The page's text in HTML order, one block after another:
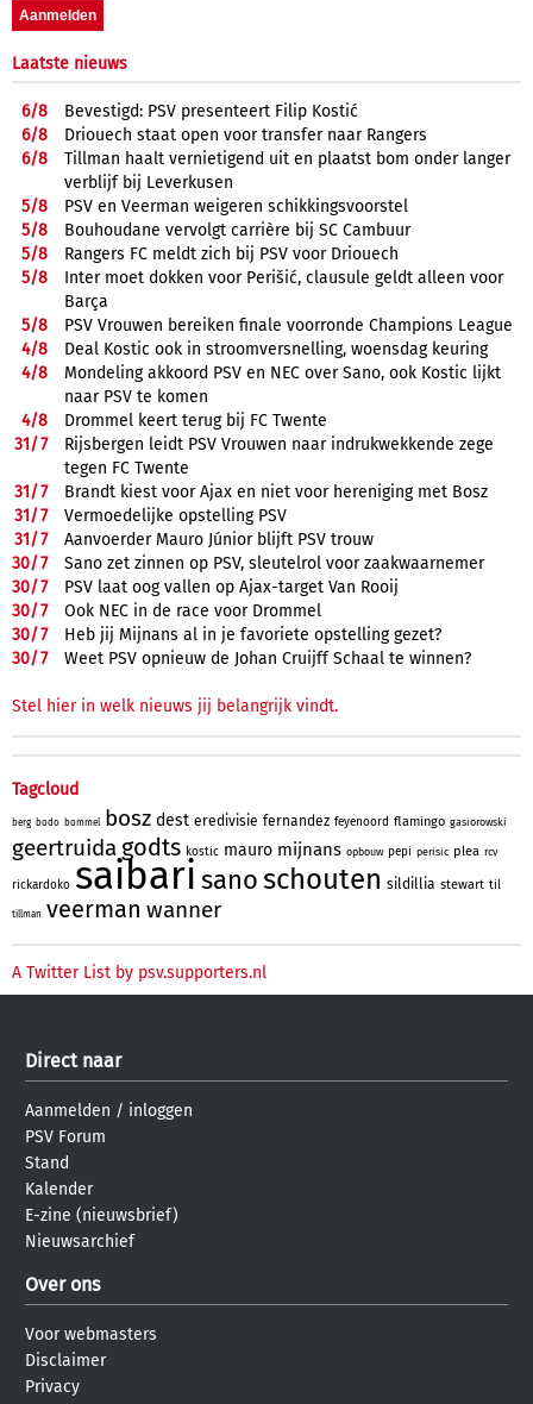
Laatste nieuws
6/8
Bevestigd: PSV presenteert Filip Kostić
6/8
Driouech staat open voor transfer naar Rangers
6/8
Tillman haalt vernietigend uit en plaatst bom onder langer
verblijf bij Leverkusen
5/8
PSV en Veerman weigeren schikkingsvoorstel
5/8
Bouhoudane vervolgt carrière bij SC Cambuur
5/8
Rangers FC meldt zich bij PSV voor Driouech
5/8
Inter moet dokken voor Perišić, clausule geldt alleen voor
Barça
5/8
PSV Vrouwen bereiken finale voorronde Champions League
4/8
Deal Kostic ook in stroomversnelling, woensdag keuring
4/8
Mondeling akkoord PSV en NEC over Sano, ook Kostic lijkt
naar PSV te komen
4/8
Drommel keert terug bij FC Twente
31/7
Rijsbergen leidt PSV Vrouwen naar indrukwekkende zege
tegen FC Twente
31/7
Brandt kiest voor Ajax en niet voor hereniging met Bosz
31/7
Vermoedelijke opstelling PSV
31/7
Aanvoerder Mauro Júnior blijft PSV trouw
30/7
Sano zet zinnen op PSV, sleutelrol voor zaakwaarnemer
30/7
PSV laat oog vallen op Ajax-target Van Rooij
30/7
Ook NEC in de race voor Drommel
30/7
Heb jij Mijnans al in je favoriete opstelling gezet?
30/7 Weet PSV opnieuw de Johan Cruijff Schaal te winnen?
Stel hier in welk nieuws jij belangrijk vindt.
Tagcloud
berg bodo bommel bosz dest eredivisie fernandez feyenoord flamingo gasiorowski
geertruida godts kostic mauro mijnans opbouw pepi perisic plea rcv
rickardoko saibari sanoschouten sildillia stewart til
tillman veerman wanner
A Twitter List by psv.supporters.nl
Direct naar
Aanmelden / inloggen
PSV Forum
Stand
Kalender
E-zine (nieuwsbrief)
Nieuwsarchief
Over ons
Voor webmasters
Disclaimer
Privacy